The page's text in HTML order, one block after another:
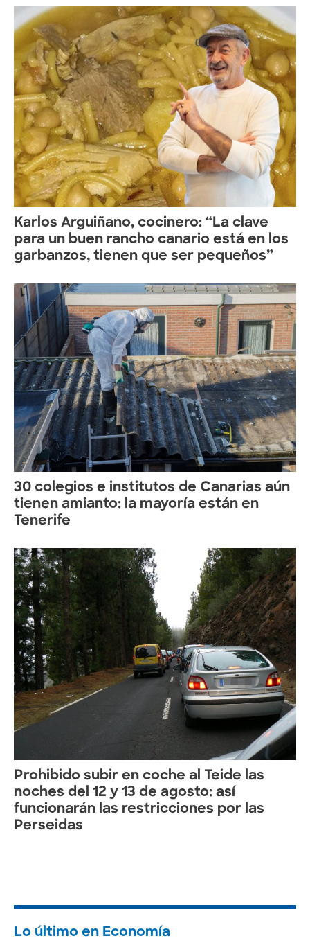
Karlos Arguiñano, cocinero: “La clave
para un buen rancho canario está en los
garbanzos, tienen que ser pequeños”
30 colegios e institutos de Canarias aún
tienen amianto: la mayoría están en
Tenerife
Prohibido subir en coche al Teide las
noches del 12 y 13 de agosto: así
funcionarán las restricciones por las
Perseidas
Lo último en Economía